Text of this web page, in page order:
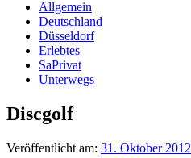
Allgemein
Deutschland
Düsseldorf
Erlebtes
SaPrivat
Unterwegs
Discgolf
Veröffentlicht am: 31. Oktober 2012